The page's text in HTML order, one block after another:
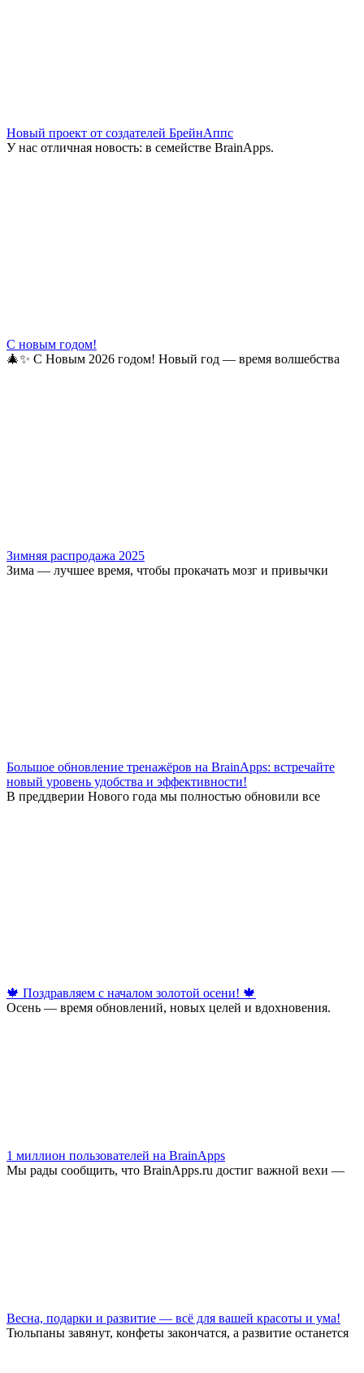
Новый проект от создателей БрейнАппс
У нас отличная новость: в семействе BrainApps.
С новым годом!
🎄✨ С Новым 2026 годом! Новый год — время волшебства
Зимняя распродажа 2025
Зима — лучшее время, чтобы прокачать мозг и привычки
Большое обновление тренажёров на BrainApps: встречайте
новый уровень удобства и эффективности!
В преддверии Нового года мы полностью обновили все
🍁 Поздравляем с началом золотой осени! 🍁
Осень — время обновлений, новых целей и вдохновения.
1 миллион пользователей на BrainApps
Мы рады сообщить, что BrainApps.ru достиг важной вехи —
Весна, подарки и развитие — всё для вашей красоты и ума!
Тюльпаны завянут, конфеты закончатся, а развитие останется